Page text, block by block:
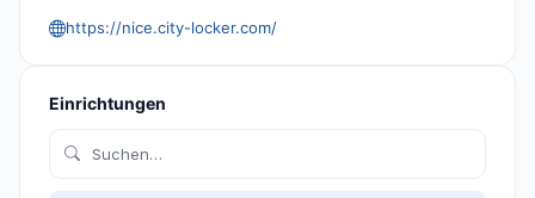
https://nice.city-locker.com/
Einrichtungen